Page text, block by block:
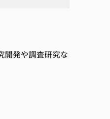
開発や調査研究な